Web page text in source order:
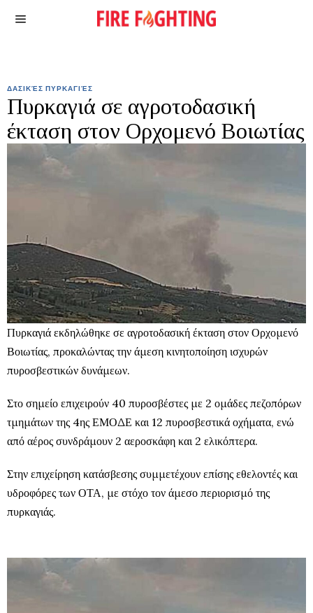
ΔΑΣΙΚΈΣ ΠΥΡΚΑΓΙΈΣ
Πυρκαγιά σε αγροτοδασική
έκταση στον Ορχομενό Βοιωτίας
Πυρκαγιά εκδηλώθηκε σε αγροτοδασική έκταση στον Ορχομενό
Βοιωτίας, προκαλώντας την άμεση κινητοποίηση ισχυρών
πυροσβεστικών δυνάμεων.
Στο σημείο επιχειρούν 40 πυροσβέστες με 2 ομάδες πεζοπόρων
τμημάτων της 4ης ΕΜΟΔΕ και 12 πυροσβεστικά οχήματα, ενώ
από αέρος συνδράμουν 2 αεροσκάφη και 2 ελικόπτερα.
Στην επιχείρηση κατάσβεσης συμμετέχουν επίσης εθελοντές και
υδροφόρες των ΟΤΑ, με στόχο τον άμεσο περιορισμό της
πυρκαγιάς.